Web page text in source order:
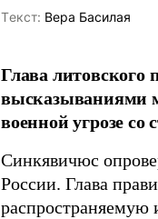
Tекст: Вера Басилая
Глава литовского
высказываниями
военной угрозе
Синкявичюс
России. Глава